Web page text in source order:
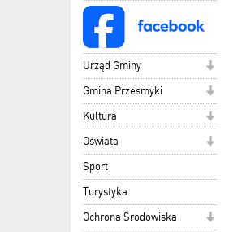
Urząd Gminy
Gmina Przesmyki
Kultura
Oświata
Sport
Turystyka
Ochrona Środowiska